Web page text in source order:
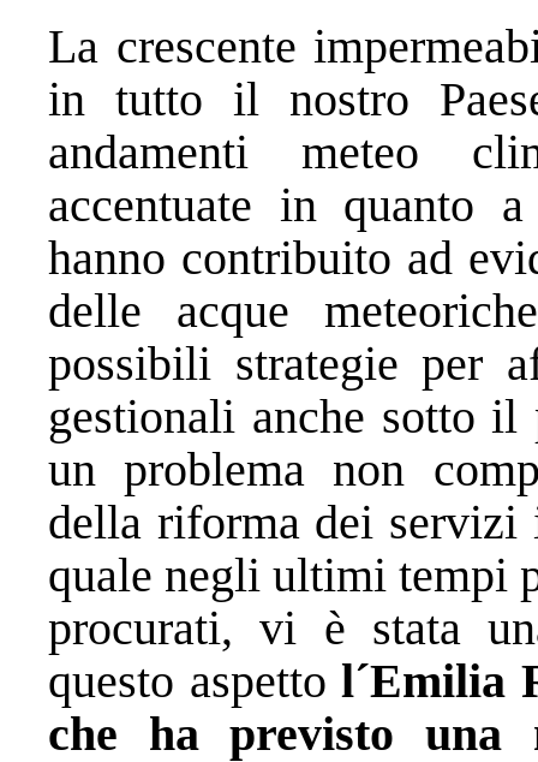
La crescente
in tutto il nostro
andamenti meteo
accentuate in quanto
hanno contribuito ad
delle acque
possibili strategie per
gestionali anche sotto
un problema non
della riforma dei
quale negli ultimi tempi
procurati, vi è stata
questo aspettol´Emilia
che ha previsto una